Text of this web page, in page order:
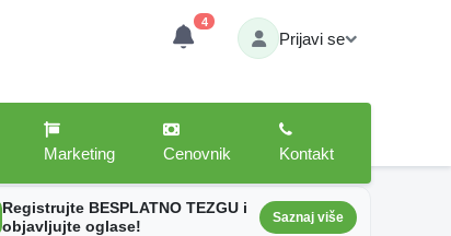
4
Prijavi se
Marketing
Cenovnik Kontakt
Registrujte BESPLATNO TEZGU i
objavljujte oglase!
Saznaj više